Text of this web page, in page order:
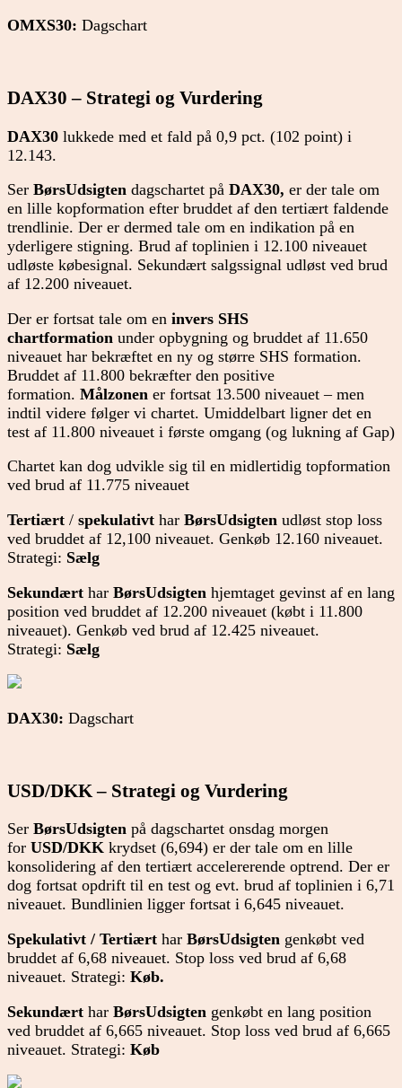
OMXS30: Dagschart
DAX30 – Strategi og Vurdering
DAX30 lukkede med et fald på 0,9 pct. (102 point) i
12.143.
Ser BørsUdsigten dagschartet på DAX30, er der tale om
en lille kopformation efter bruddet af den tertiært faldende
trendlinie. Der er dermed tale om en indikation på en
yderligere stigning. Brud af toplinien i 12.100 niveauet
udløste købesignal. Sekundært salgssignal udløst ved brud
af 12.200 niveauet.
Der er fortsat tale om en invers SHS
chartformation under opbygning og bruddet af 11.650
niveauet har bekræftet en ny og større SHS formation.
Bruddet af 11.800 bekræfter den positive
formation. Målzonen er fortsat 13.500 niveauet – men
indtil videre følger vi chartet. Umiddelbart ligner det en
test af 11.800 niveauet i første omgang (og lukning af Gap)
Chartet kan dog udvikle sig til en midlertidig topformation
ved brud af 11.775 niveauet
Tertiært / spekulativt har BørsUdsigten udløst stop loss
ved bruddet af 12,100 niveauet. Genkøb 12.160 niveauet.
Strategi: Sælg
Sekundært har BørsUdsigten hjemtaget gevinst af en lang
position ved bruddet af 12.200 niveauet (købt i 11.800
niveauet). Genkøb ved brud af 12.425 niveauet.
Strategi: Sælg
DAX30: Dagschart
USD/DKK – Strategi og Vurdering
Ser BørsUdsigten på dagschartet onsdag morgen
for USD/DKK krydset (6,694) er der tale om en lille
konsolidering af den tertiært accelererende optrend. Der er
dog fortsat opdrift til en test og evt. brud af toplinien i 6,71
niveauet. Bundlinien ligger fortsat i 6,645 niveauet.
Spekulativt / Tertiært har BørsUdsigten genkøbt ved
bruddet af 6,68 niveauet. Stop loss ved brud af 6,68
niveauet. Strategi: Køb.
Sekundært har BørsUdsigten genkøbt en lang position
ved bruddet af 6,665 niveauet. Stop loss ved brud af 6,665
niveauet. Strategi: Køb